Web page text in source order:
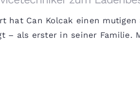
hat Can Kolcak einen
– als erster in seiner Familie.